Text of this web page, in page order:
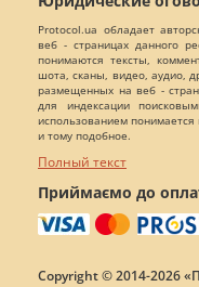
Protocol.ua обладает
веб - страницах данного
понимаются тексты,
шота, сканы, видео, аудио,
размещенных на веб -
для индексации
использованием
и тому подобное.
Полный текст
Приймаємо до
Copyright © 2014-2026